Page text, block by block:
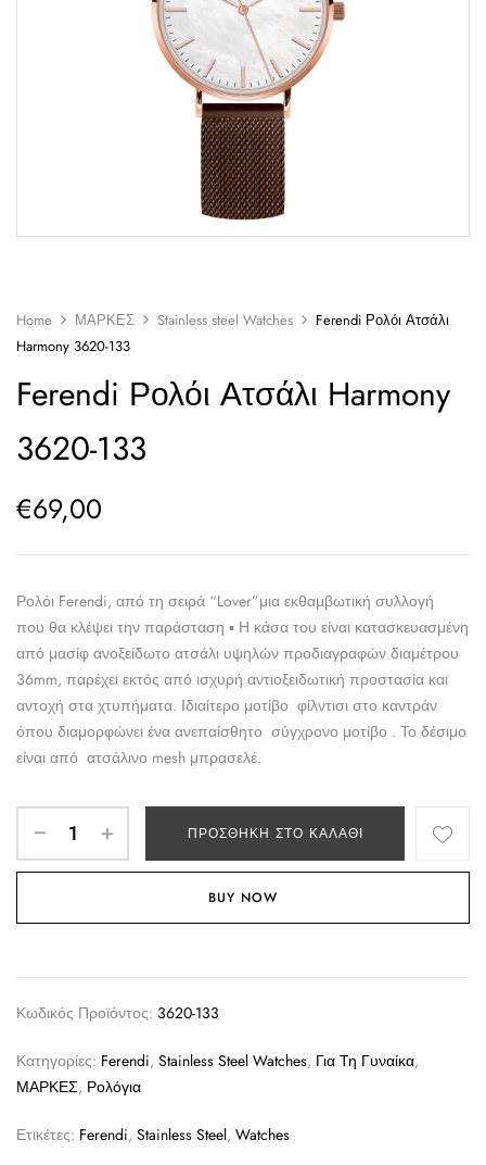
Home ΜΑΡΚΕΣ Stainless steel Watches
Ferendi Ρολόι Ατσάλι
Harmony 3620-133
Ferendi Ρολόι Ατσάλι Harmony
3620-133
€69,00
Ρολόι Ferendi, από τη σειρά “Lover”μια εκθαμβωτική συλλογή
που θα κλέψει την παράσταση ▪ Η κάσα του είναι κατασκευασμένη
από μασίφ ανοξείδωτο ατσάλι υψηλών προδιαγραφών διαμέτρου
36mm, παρέχει εκτός από ισχυρή αντιοξειδωτική προστασία και
αντοχή στα χτυπήματα. Ιδιαίτερο μοτίβο φίλντισι στο καντράν
όπου διαμορφώνει ένα ανεπαίσθητο σύγχρονο μοτίβο . Το δέσιμο
είναι από ατσάλινο mesh μπρασελέ.
ΠΡΟΣΘΉΚΗ ΣΤΟ ΚΑΛΆΘΙ
BUY NOW
Κωδικός Προϊόντος: 3620-133
Κατηγορίες: Ferendi, Stainless Steel Watches, Για Τη Γυναίκα,
ΜΑΡΚΕΣ, Ρολόγια
Ετικέτες: Ferendi, Stainless Steel, Watches